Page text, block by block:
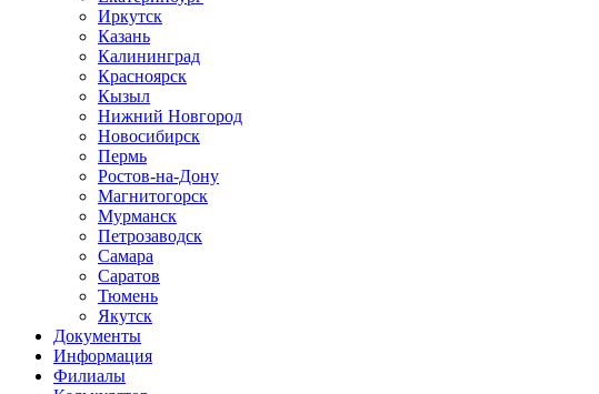
Иркутск
Казань
Калининград
Красноярск
Кызыл
Нижний Новгород
Новосибирск
Пермь
Ростов-на-Дону
Магнитогорск
Мурманск
Петрозаводск
Самара
Саратов
Тюмень
Якутск
Документы
Информация
Филиалы